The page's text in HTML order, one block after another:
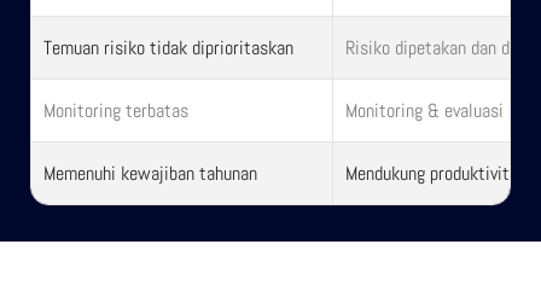
Temuan risiko tidak diprioritaskan Risiko dipetakan dan
Monitoring terbatas Monitoring & evaluasi
Memenuhi kewajiban tahunan Mendukung produktivitas